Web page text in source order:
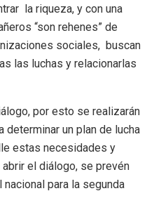
la riqueza, y con una
“son rehenes” de
sociales, buscan
las luchas y relacionarlas
por esto se realizarán
un plan de lucha
estas necesidades y
el diálogo, se prevén
para la segunda